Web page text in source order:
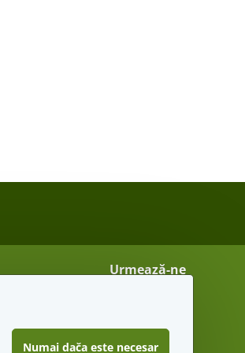
Urmează-ne
Vreau sfaturi secrete
Numai dača este necesar